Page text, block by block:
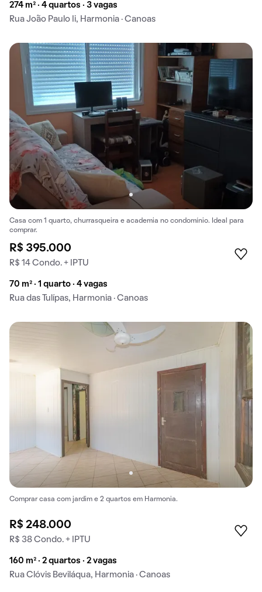
274 m² · 4 quartos · 3 vagas
Rua João Paulo Ii, Harmonia · Canoas
Casa com 1 quarto, churrasqueira e academia no condomínio. Ideal para
comprar.
R$ 395.000
R$ 14 Condo. + IPTU
70 m² · 1 quarto · 4 vagas
Rua das Tulípas, Harmonia · Canoas
Comprar casa com jardim e 2 quartos em Harmonia.
R$ 248.000
R$ 38 Condo. + IPTU
160 m² · 2 quartos · 2 vagas
Rua Clóvis Beviláqua, Harmonia · Canoas